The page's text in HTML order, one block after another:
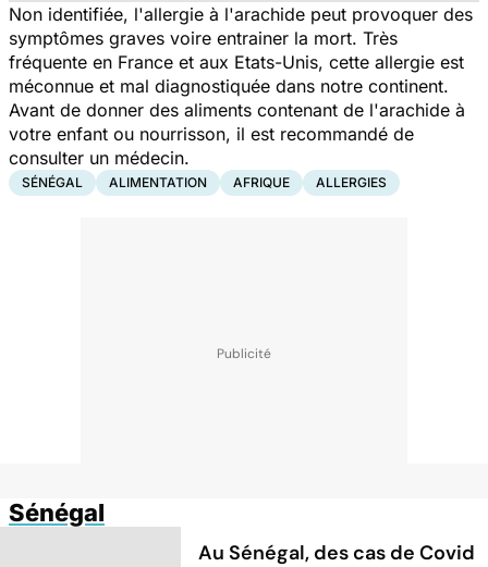
Non identifiée, l'allergie à l'arachide peut provoquer des
symptômes graves voire entrainer la mort. Très
fréquente en France et aux Etats-Unis, cette allergie est
méconnue et mal diagnostiquée dans notre continent.
Avant de donner des aliments contenant de l'arachide à
votre enfant ou nourrisson, il est recommandé de
consulter un médecin.
SÉNÉGAL ALIMENTATION AFRIQUE ALLERGIES
Sénégal
Au Sénégal, des cas de Covid